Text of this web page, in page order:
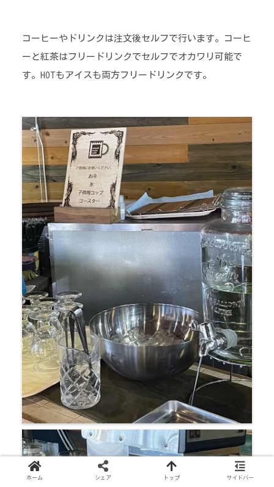
コーヒーやドリンクは注文後セルフで行います。コーヒ
ーと紅茶はフリードリンクでセルフでオカワリ可能で
す。HOTもアイスも両方フリードリンクです。
ホーム シェア トップ サイドバー